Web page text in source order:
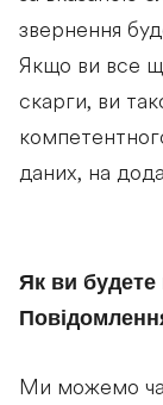
звернення
Якщо ви все
скарги, ви
даних, на
Як ви
Ми можемо